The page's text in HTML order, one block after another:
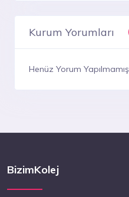
Kurum Yorumları
Henüz Yorum Yapılmamış
BizimKolej